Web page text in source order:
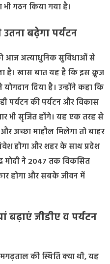
गठन किया गया है।
बढ़ेगा पर्यटन
आज अत्याधुनिक सुविधाओं से
है। खास बात यह है कि इस क्रूज
दिया है। उन्होंने कहा कि
पर्यटन की पर्यटन और विकास
भी सृजित होंगे। यह एक तरह से
अच्छा माहौल मिलेगा तो बाहर
होगा और शहर के साथ प्रदेश
मोदी ने 2047 तक विकसित
होगा और सबके जीवन में
बढ़ाएं जीडीए व पर्यटन
की स्थिति क्या थी, यह